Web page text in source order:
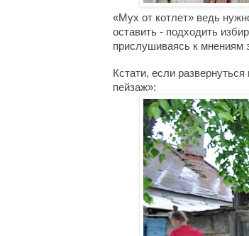
«Мух от котлет» ведь
оставить - подходить
прислушиваясь к мнениям
Кстати, если
пейзаж»: